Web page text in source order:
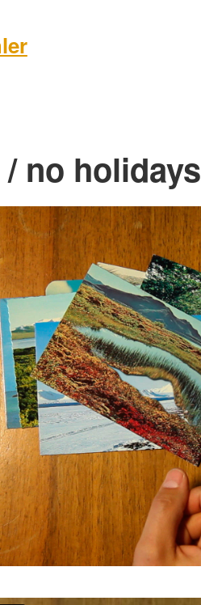
no holidays